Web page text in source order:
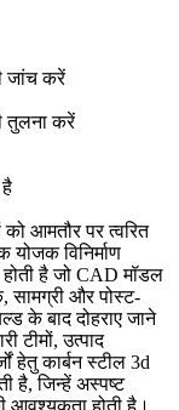
जांच करें
तुलना करें
आमतौर पर त्वरित
विनिर्माण
है जो CAD मॉडल
सामग्री और पोस्ट-
के बाद दोहराए जाने
टीमों, उत्पाद
हेतु कार्बन स्टील 3d
है, जिन्हें अस्पष्ट
आवश्यकता होती है।